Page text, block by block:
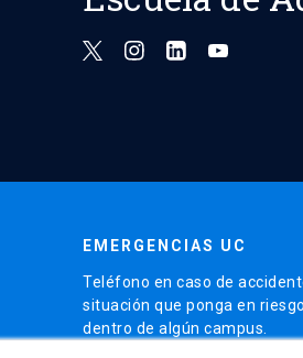
EMERGENCIAS UC
Teléfono en caso de
situación que ponga en
dentro de algún campus.